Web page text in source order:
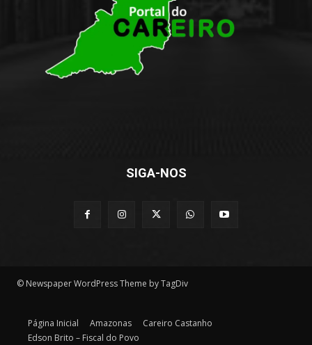
SIGA-NOS
© Newspaper WordPress Theme by TagDiv
Página Inicial Amazonas
Careiro Castanho
Edson Brito – Fiscal do Povo